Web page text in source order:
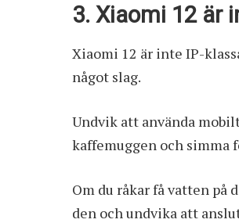
3. Xiaomi 12 är
Xiaomi 12 är inte IP-
något slag.
Undvik att använda
kaffemuggen och simma
Om du råkar få vatten
den och undvika att